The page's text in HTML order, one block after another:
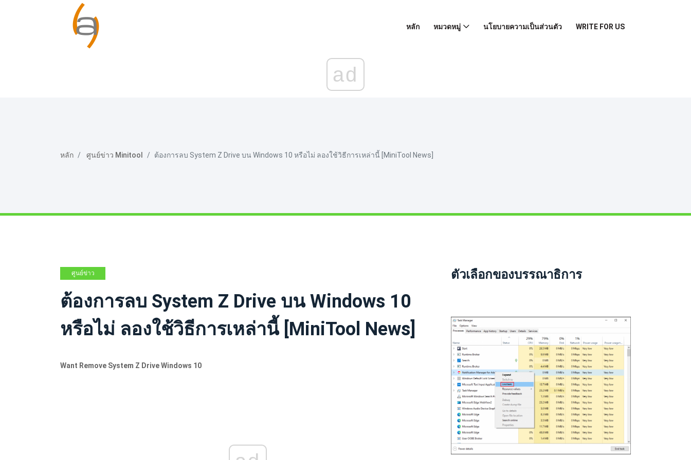
หลัก หมวดหมู่ นโยบายความเป็นส่วนตัว WRITE FOR US
ad
หลัก ศูนย์ข่าว Minitool ต้องการลบ System Z Drive บน Windows 10 หรือไม่ ลองใช้วิธีการเหล่านี้ [MiniTool News]
ศูนย์ข่าว
ต้องการลบ System Z Drive บน Windows 10
หรือไม่ ลองใช้วิธีการเหล่านี้ [MiniTool News]
Want Remove System Z Drive Windows 10
ตัวเลือกของบรรณาธิการ